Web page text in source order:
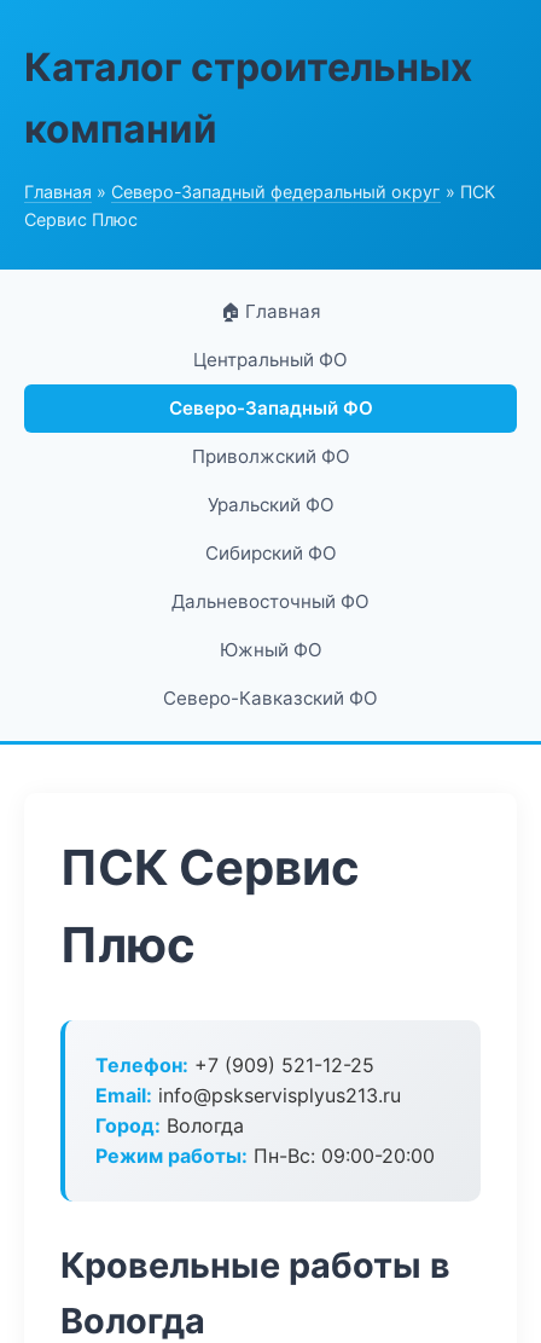
Каталог строительных
компаний
Главная » Северо-Западный федеральный округ » ПСК
Сервис Плюс
🏠 Главная
Центральный ФО
Северо-Западный ФО
Приволжский ФО
Уральский ФО
Сибирский ФО
Дальневосточный ФО
Южный ФО
Северо-Кавказский ФО
ПСК Сервис
Плюс
Телефон: +7 (909) 521-12-25
Email: info@pskservisplyus213.ru
Город: Вологда
Режим работы: Пн-Вс: 09:00-20:00
Кровельные работы в
Вологда